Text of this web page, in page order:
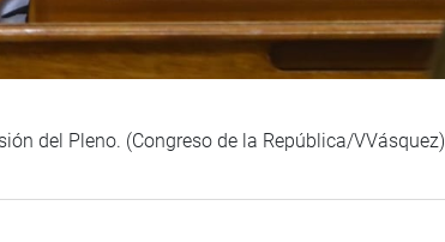
del Pleno. (Congreso de la República/VVásquez)